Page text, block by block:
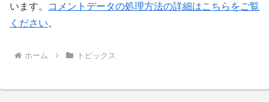
います。
コメントデータの処理方法の詳細はこちらをご覧
ください。
ホーム トピックス